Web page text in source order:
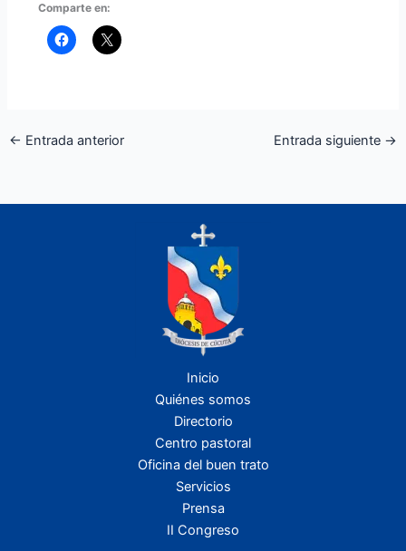
Comparte en:
← Entrada anterior Entrada siguiente →
Inicio
Quiénes somos
Directorio
Centro pastoral
Oficina del buen trato
Servicios
Prensa
II Congreso